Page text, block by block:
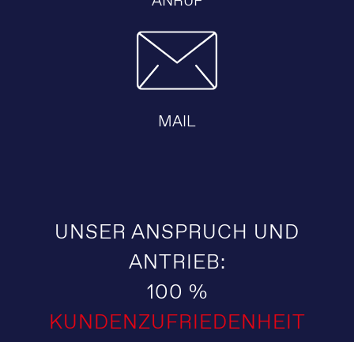
MAIL
UNSER ANSPRUCH UND
ANTRIEB:
100 %
KUNDENZUFRIEDENHEIT